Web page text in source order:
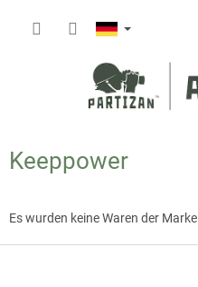
Keeppower
Es wurden keine Waren der Marke